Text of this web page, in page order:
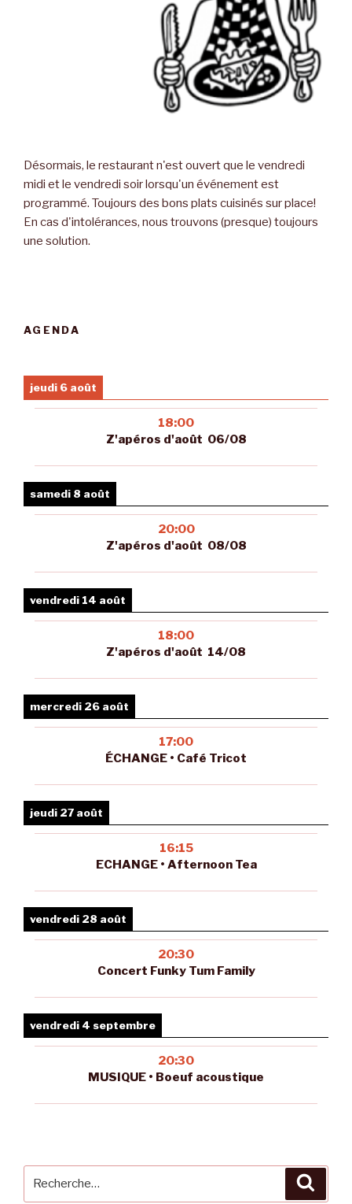
Désormais, le restaurant n'est ouvert que le vendredi
midi et le vendredi soir lorsqu'un événement est
programmé. Toujours des bons plats cuisinés sur place!
En cas d'intolérances, nous trouvons (presque) toujours
une solution.
AGENDA
jeudi 6 août
18:00
Z'apéros d'août 06/08
samedi 8 août
20:00
Z'apéros d'août 08/08
vendredi 14 août
18:00
Z'apéros d'août 14/08
mercredi 26 août
17:00
ÉCHANGE • Café Tricot
jeudi 27 août
16:15
ECHANGE • Afternoon Tea
vendredi 28 août
20:30
Concert Funky Tum Family
vendredi 4 septembre
20:30
MUSIQUE • Boeuf acoustique